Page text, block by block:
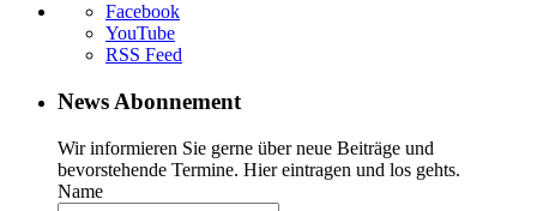
Facebook
YouTube
RSS Feed
News Abonnement
Wir informieren Sie gerne über neue Beiträge und
bevorstehende Termine. Hier eintragen und los gehts.
Name